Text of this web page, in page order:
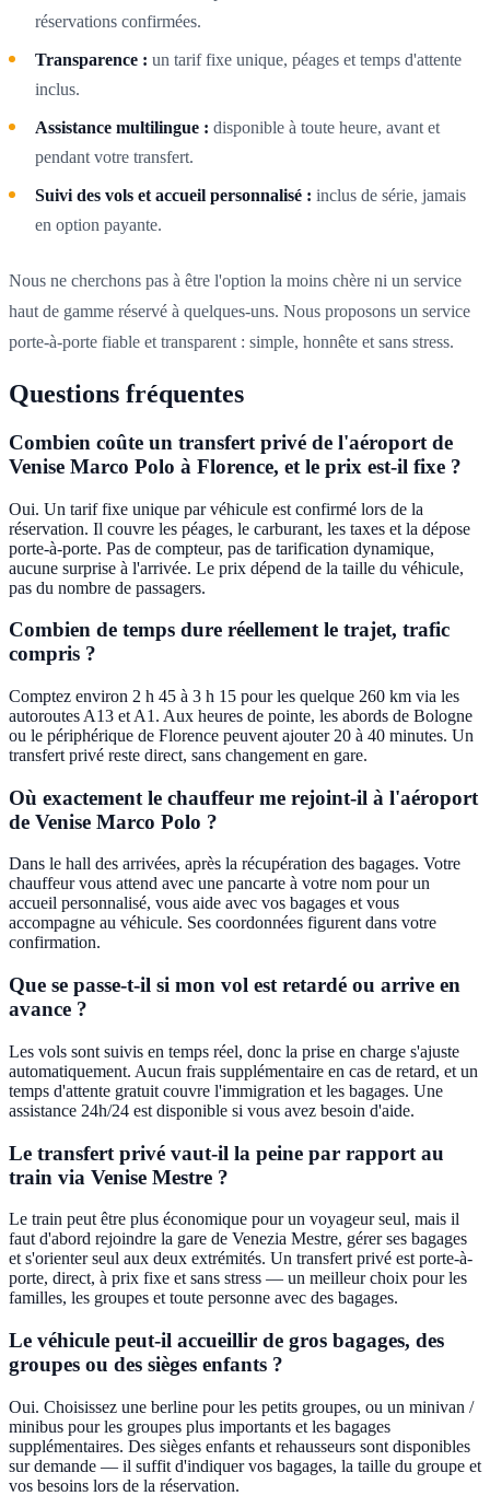
réservations confirmées.
Transparence : un tarif fixe unique, péages et temps d'attente
inclus.
Assistance multilingue : disponible à toute heure, avant et
pendant votre transfert.
Suivi des vols et accueil personnalisé : inclus de série, jamais
en option payante.
Nous ne cherchons pas à être l'option la moins chère ni un service
haut de gamme réservé à quelques-uns. Nous proposons un service
porte-à-porte fiable et transparent : simple, honnête et sans stress.
Questions fréquentes
Combien coûte un transfert privé de l'aéroport de
Venise Marco Polo à Florence, et le prix est-il fixe ?
Oui. Un tarif fixe unique par véhicule est confirmé lors de la
réservation. Il couvre les péages, le carburant, les taxes et la dépose
porte-à-porte. Pas de compteur, pas de tarification dynamique,
aucune surprise à l'arrivée. Le prix dépend de la taille du véhicule,
pas du nombre de passagers.
Combien de temps dure réellement le trajet, trafic
compris ?
Comptez environ 2 h 45 à 3 h 15 pour les quelque 260 km via les
autoroutes A13 et A1. Aux heures de pointe, les abords de Bologne
ou le périphérique de Florence peuvent ajouter 20 à 40 minutes. Un
transfert privé reste direct, sans changement en gare.
Où exactement le chauffeur me rejoint-il à l'aéroport
de Venise Marco Polo ?
Dans le hall des arrivées, après la récupération des bagages. Votre
chauffeur vous attend avec une pancarte à votre nom pour un
accueil personnalisé, vous aide avec vos bagages et vous
accompagne au véhicule. Ses coordonnées figurent dans votre
confirmation.
Que se passe-t-il si mon vol est retardé ou arrive en
avance ?
Les vols sont suivis en temps réel, donc la prise en charge s'ajuste
automatiquement. Aucun frais supplémentaire en cas de retard, et un
temps d'attente gratuit couvre l'immigration et les bagages. Une
assistance 24h/24 est disponible si vous avez besoin d'aide.
Le transfert privé vaut-il la peine par rapport au
train via Venise Mestre ?
Le train peut être plus économique pour un voyageur seul, mais il
faut d'abord rejoindre la gare de Venezia Mestre, gérer ses bagages
et s'orienter seul aux deux extrémités. Un transfert privé est porte-à-
porte, direct, à prix fixe et sans stress — un meilleur choix pour les
familles, les groupes et toute personne avec des bagages.
Le véhicule peut-il accueillir de gros bagages, des
groupes ou des sièges enfants ?
Oui. Choisissez une berline pour les petits groupes, ou un minivan /
minibus pour les groupes plus importants et les bagages
supplémentaires. Des sièges enfants et rehausseurs sont disponibles
sur demande — il suffit d'indiquer vos bagages, la taille du groupe et
vos besoins lors de la réservation.